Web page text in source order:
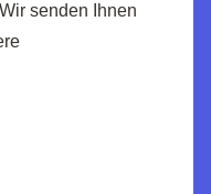
senden Ihnen